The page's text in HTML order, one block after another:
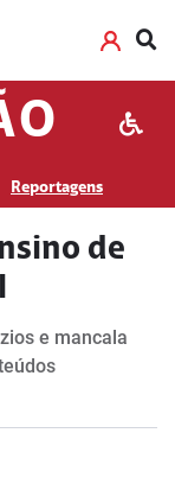
Reportagens
de
e mancala